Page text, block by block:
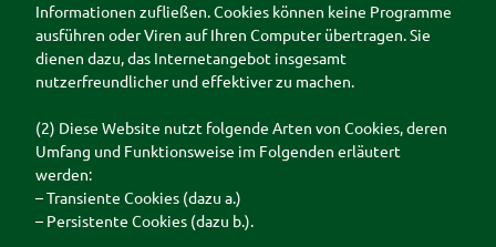
Informationen zufließen. Cookies können keine Programme
ausführen oder Viren auf Ihren Computer übertragen. Sie
dienen dazu, das Internetangebot insgesamt
nutzerfreundlicher und effektiver zu machen.
(2) Diese Website nutzt folgende Arten von Cookies, deren
Umfang und Funktionsweise im Folgenden erläutert
werden:
– Transiente Cookies (dazu a.)
– Persistente Cookies (dazu b.).